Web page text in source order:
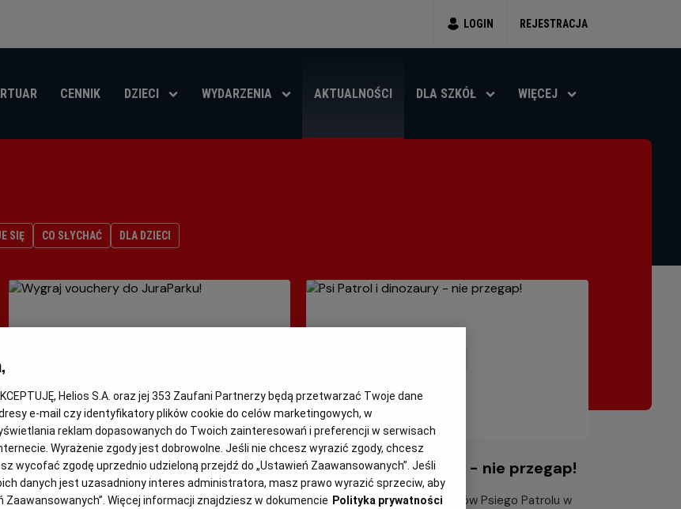
LOGIN REJESTRACJA
CENNIK DZIECI WYDARZENIA AKTUALNOŚCI DLA SZKÓŁ WIĘCEJ
SIĘ CO SŁYCHAĆ DLA DZIECI
Wygraj vouchery do JuraParku!
Czy w Twoim domu mieszka fan Psiego Patrolu? Z
Psi Patrol i dinozaury - nie przegap!
Dołącz do dzielnych bohaterów Psiego Patrolu w
Helios S.A. oraz jej 353 Zaufani Partnerzy będą przetwarzać Twoje dane
e-mail czy identyfikatory plików cookie do celów marketingowych, w
reklam dopasowanych do Twoich zainteresowań i preferencji w serwisach
Wyrażenie zgody jest dobrowolne. Jeśli nie chcesz wyrazić zgody, chcesz
wycofać zgodę uprzednio udzieloną przejdź do „Ustawień Zaawansowanych”. Jeśli
danych jest uzasadniony interes administratora, masz prawo wyrazić sprzeciw, aby
Zaawansowanych”. Więcej informacji znajdziesz w dokumencie Polityka prywatności